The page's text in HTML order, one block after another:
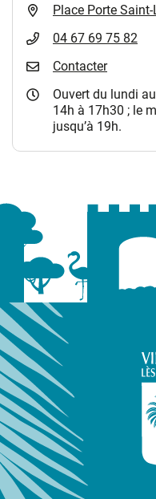
Place Porte
04 67 69 75 82
Contacter
Ouvert du lundi
14h à 17h30 ; le
jusqu’à 19h.